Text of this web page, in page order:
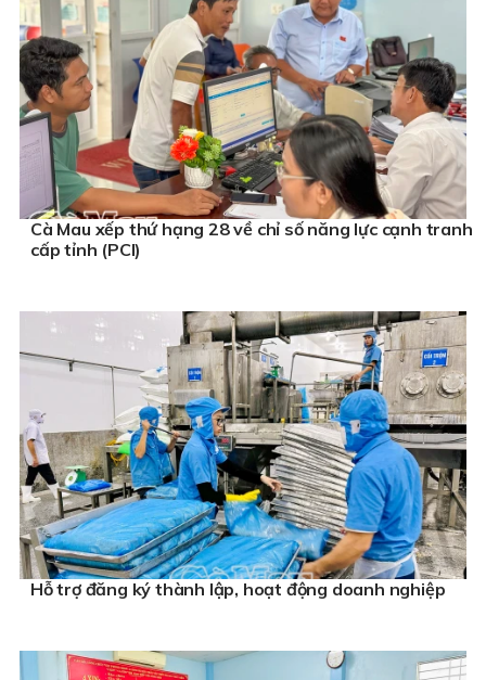
Cà Mau xếp thứ hạng 28 về chỉ số năng lực cạnh tranh
cấp tỉnh (PCI)
Hỗ trợ đăng ký thành lập, hoạt động doanh nghiệp